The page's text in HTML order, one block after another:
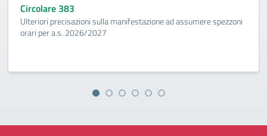
Circolare 383
Ulteriori precisazioni sulla manifestazione ad assumere spezzoni
orari per a.s. 2026/2027